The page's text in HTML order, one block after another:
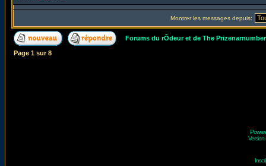
Montrer les messages depuis:
Forums du rÔdeur et de The
Page 1 sur8
Version